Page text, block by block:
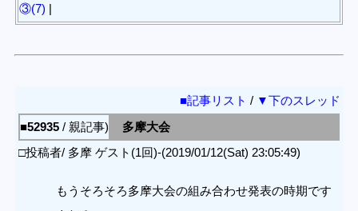
③(7) |
■記事リスト / ▼下のスレッド
■52935 / 親記事)
多摩大会
□投稿者/ 多摩 ゲスト(1回)-(2019/01/12(Sat) 23:05:49)
もうそろそろ多摩大会の組み合わせ発表の時期です